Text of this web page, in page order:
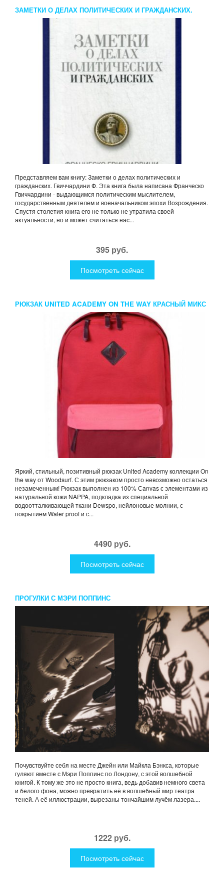
ЗАМЕТКИ О ДЕЛАХ ПОЛИТИЧЕСКИХ И ГРАЖДАНСКИХ.
ГВИЧЧАРДИНИ Ф.
Представляем вам книгу: Заметки о делах политических и
гражданских. Гвиччардини Ф. Эта книга была написана Франческо
Гвиччардини - выдающимся политическим мыслителем,
государственным деятелем и военачальником эпохи Возрождения.
Спустя столетия книга его не только не утратила своей
актуальности, но и может считаться нас...
395 руб.
Посмотреть сейчас
РЮКЗАК UNITED ACADEMY ON THE WAY КРАСНЫЙ МИКС
Яркий, стильный, позитивный рюкзак United Academy коллекции On
the way от Woodsurf. С этим рюкзаком просто невозможно остаться
незамеченным! Рюкзак выполнен из 100% Сanvas с элементами из
натуральной кожи NAPPA, подкладка из специальной
водоотталкивающей ткани Dewspo, нейлоновые молнии, с
покрытием Water proof и с...
4490 руб.
Посмотреть сейчас
ПРОГУЛКИ С МЭРИ ПОППИНС
Почувствуйте себя на месте Джейн или Майкла Бэнкса, которые
гуляют вместе с Мэри Поппинс по Лондону, с этой волшебной
книгой. К тому же это не просто книга, ведь добавив немного света
и белого фона, можно превратить её в волшебный мир театра
теней. А её иллюстрации, вырезаны тончайшим лучём лазера....
1222 руб.
Посмотреть сейчас